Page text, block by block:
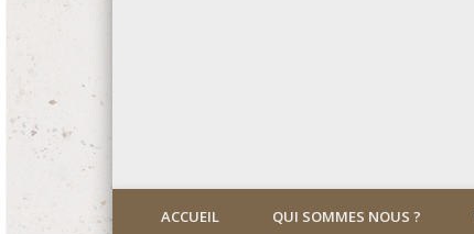
ACCUEIL QUI SOMMES NOUS ?